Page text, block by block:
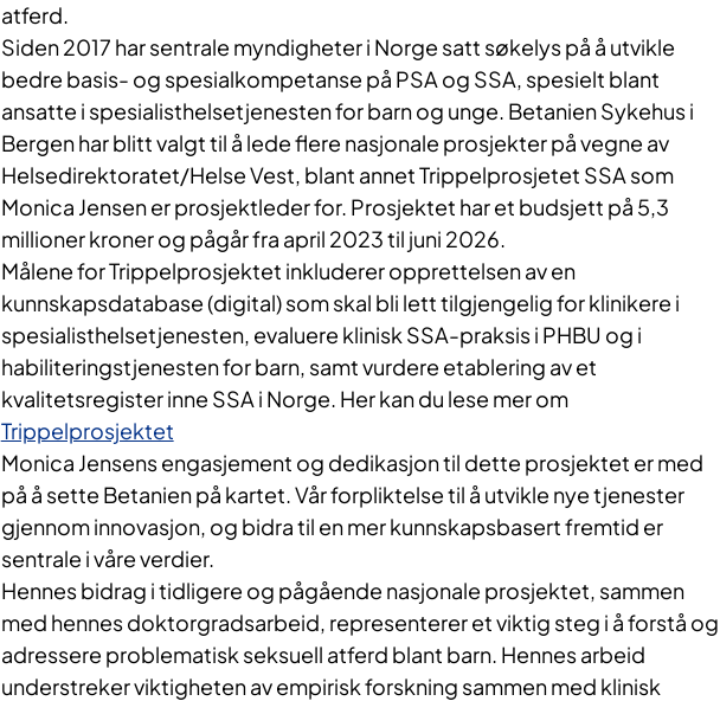
atferd.
Siden 2017 har sentrale myndigheter i Norge satt søkelys på å utvikle
bedre basis- og spesialkompetanse på PSA og SSA, spesielt blant
ansatte i spesialisthelsetjenesten for barn og unge. Betanien Sykehus i
Bergen har blitt valgt til å lede flere nasjonale prosjekter på vegne av
Helsedirektoratet/Helse Vest, blant annet Trippelprosjetet SSA som
Monica Jensen er prosjektleder for. Prosjektet har et budsjett på 5,3
millioner kroner og pågår fra april 2023 til juni 2026.
Målene for Trippelprosjektet inkluderer opprettelsen av en
kunnskapsdatabase (digital) som skal bli lett tilgjengelig for klinikere i
spesialisthelsetjenesten, evaluere klinisk SSA-praksis i PHBU og i
habiliteringstjenesten for barn, samt vurdere etablering av et
kvalitetsregister inne SSA i Norge. Her kan du lese mer om
Trippelprosjektet
Monica Jensens engasjement og dedikasjon til dette prosjektet er med
på å sette Betanien på kartet. Vår forpliktelse til å utvikle nye tjenester
gjennom innovasjon, og bidra til en mer kunnskapsbasert fremtid er
sentrale i våre verdier.
Hennes bidrag i tidligere og pågående nasjonale prosjektet, sammen
med hennes doktorgradsarbeid, representerer et viktig steg i å forstå og
adressere problematisk seksuell atferd blant barn. Hennes arbeid
understreker viktigheten av empirisk forskning sammen med klinisk